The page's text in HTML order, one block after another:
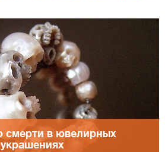
смерти в ювелирных
украшениях